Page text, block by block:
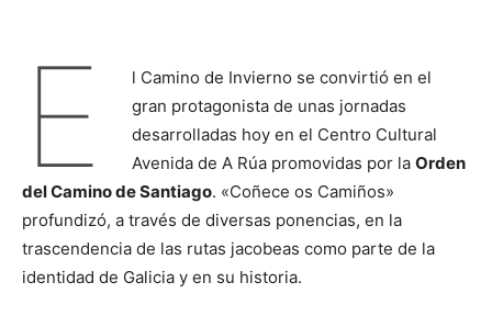
E
l Camino de Invierno se convirtió en el
gran protagonista de unas jornadas
desarrolladas hoy en el Centro Cultural
Avenida de A Rúa promovidas por la Orden
del Camino de Santiago. «Coñece os Camiños»
profundizó, a través de diversas ponencias, en la
trascendencia de las rutas jacobeas como parte de la
identidad de Galicia y en su historia.